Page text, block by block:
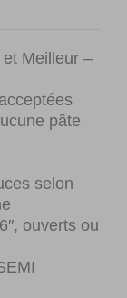
Meilleur –
pâte
selon
ouverts ou